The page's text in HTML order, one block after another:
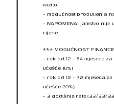
vozilo
– mogućnost produljenja
– NAPOMENA: jamstvo
cijene
*** MOGUĆNOST
– rok od 12 – 84 mjeseca
učešće 10%)
– rok od 12 – 72 mjeseca
učešće 20%)
– 3 godišnje rate (33/33/